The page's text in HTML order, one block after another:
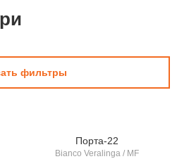
фильтры
Порта-22
Bianco Veralinga / MF